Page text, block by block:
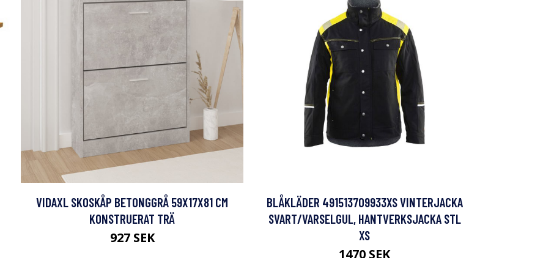
VIDAXL SKOSKÅP BETONGGRÅ 59X17X81 CM
KONSTRUERAT TRÄ
927 SEK
BLÅKLÄDER 491513709933XS VINTERJACKA
SVART/VARSELGUL, HANTVERKSJACKA STL
XS
1470 SEK